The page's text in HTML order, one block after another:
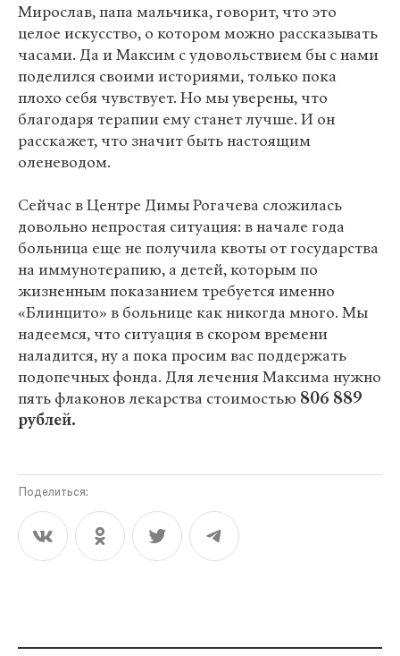
Мирослав, папа мальчика, говорит, что это
целое искусство, о котором можно рассказывать
часами. Да и Максим с удовольствием бы с нами
поделился своими историями, только пока
плохо себя чувствует. Но мы уверены, что
благодаря терапии ему станет лучше. И он
расскажет, что значит быть настоящим
оленеводом.
Сейчас в Центре Димы Рогачева сложилась
довольно непростая ситуация: в начале года
больница еще не получила квоты от государства
на иммунотерапию, а детей, которым по
жизненным показанием требуется именно
«Блинцито» в больнице как никогда много. Мы
надеемся, что ситуация в скором времени
наладится, ну а пока просим вас поддержать
подопечных фонда. Для лечения Максима нужно
пять флаконов лекарства стоимостью 806 889
рублей.
Поделиться: